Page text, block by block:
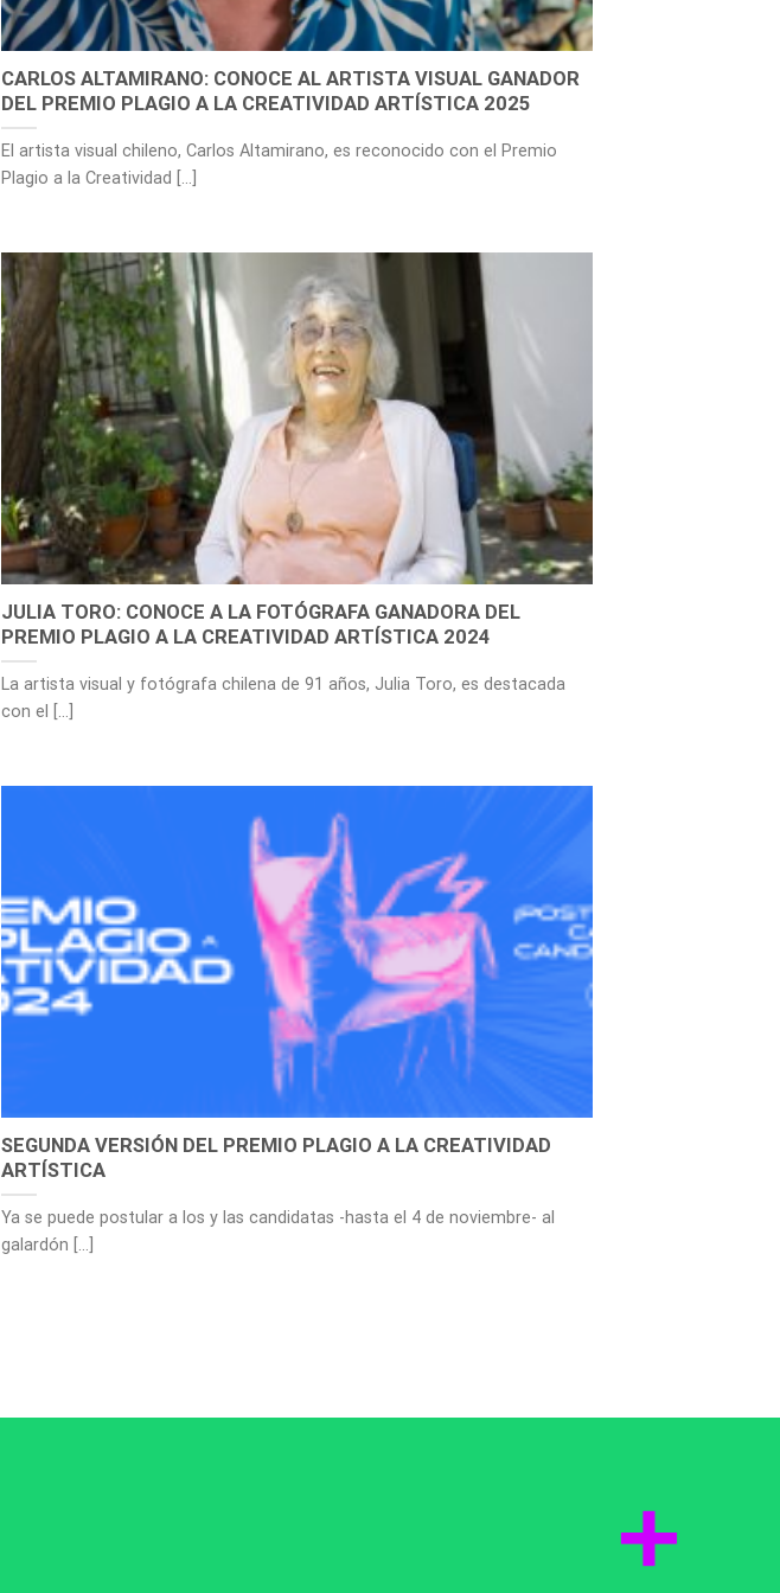
CARLOS ALTAMIRANO: CONOCE AL ARTISTA VISUAL GANADOR
DEL PREMIO PLAGIO A LA CREATIVIDAD ARTÍSTICA 2025
El artista visual chileno, Carlos Altamirano, es reconocido con el Premio
Plagio a la Creatividad [...]
JULIA TORO: CONOCE A LA FOTÓGRAFA GANADORA DEL
PREMIO PLAGIO A LA CREATIVIDAD ARTÍSTICA 2024
La artista visual y fotógrafa chilena de 91 años, Julia Toro, es destacada
con el [...]
SEGUNDA VERSIÓN DEL PREMIO PLAGIO A LA CREATIVIDAD
ARTÍSTICA
Ya se puede postular a los y las candidatas -hasta el 4 de noviembre- al
galardón [...]